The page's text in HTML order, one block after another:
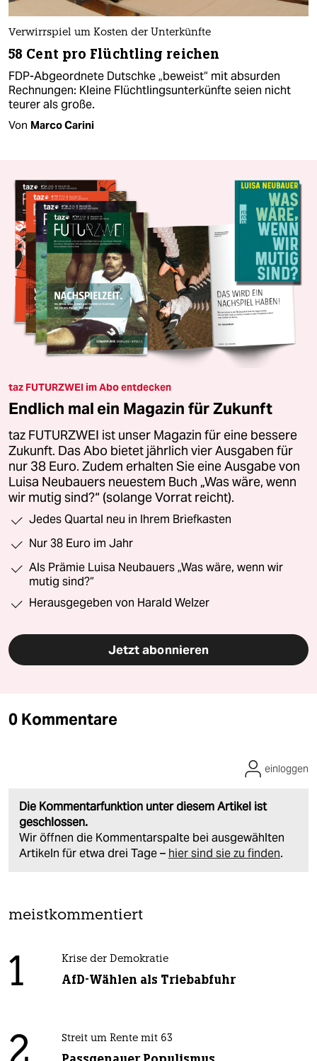
Verwirrspiel um Kosten der Unterkünfte
58 Cent pro Flüchtling reichen
FDP-Abgeordnete Dutschke „beweist“ mit absurden
Rechnungen: Kleine Flüchtlingsunterkünfte seien nicht
teurer als große.
Von Marco Carini
taz FUTURZWEI im Abo entdecken
Endlich mal ein Magazin für Zukunft
taz FUTURZWEI ist unser Magazin für eine bessere
Zukunft. Das Abo bietet jährlich vier Ausgaben für
nur 38 Euro. Zudem erhalten Sie eine Ausgabe von
Luisa Neubauers neuestem Buch „Was wäre, wenn
wir mutig sind?“ (solange Vorrat reicht).
Jedes Quartal neu in Ihrem Briefkasten
Nur 38 Euro im Jahr
Als Prämie Luisa Neubauers „Was wäre, wenn wir
mutig sind?“
Herausgegeben von Harald Welzer
Jetzt abonnieren
0 Kommentare
Die Kommentarfunktion unter diesem Artikel ist
geschlossen.
Wir öffnen die Kommentarspalte bei ausgewählten
Artikeln für etwa drei Tage – hier sind sie zu finden.
einloggen
meistkommentiert
1 Krise der Demokratie
AfD-Wählen als Triebabfuhr
Streit um Rente mit 63